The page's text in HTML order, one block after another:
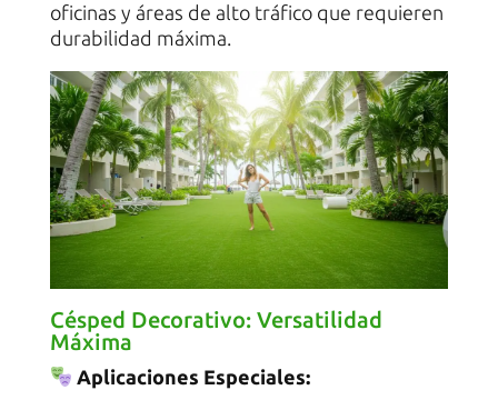
oficinas y áreas de alto tráfico que requieren
durabilidad máxima.
Césped Decorativo: Versatilidad
Máxima
Aplicaciones Especiales: